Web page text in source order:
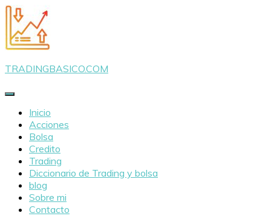
Saltar
al
contenido
TRADINGBASICO.COM
Inicio
Acciones
Bolsa
Credito
Trading
Diccionario de Trading y bolsa
blog
Sobre mi
Contacto